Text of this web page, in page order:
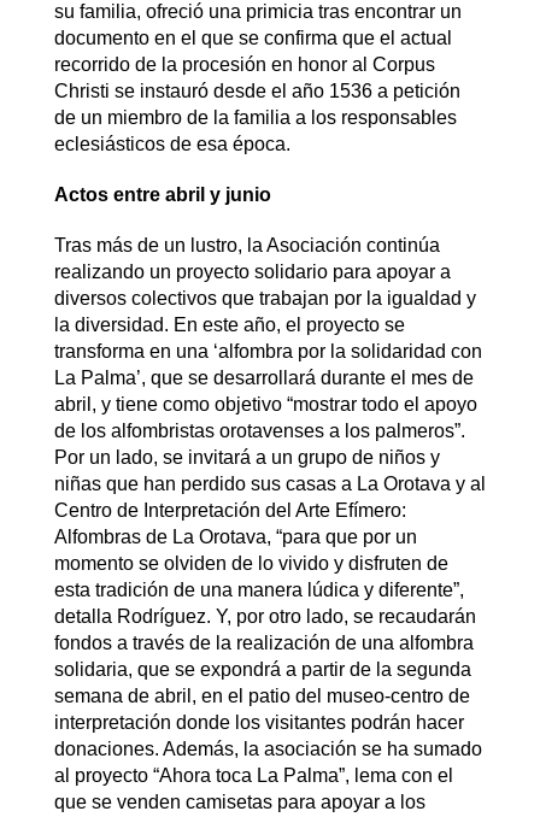
su familia, ofreció una primicia tras encontrar un
documento en el que se confirma que el actual
recorrido de la procesión en honor al Corpus
Christi se instauró desde el año 1536 a petición
de un miembro de la familia a los responsables
eclesiásticos de esa época.
Actos entre abril y junio
Tras más de un lustro, la Asociación continúa
realizando un proyecto solidario para apoyar a
diversos colectivos que trabajan por la igualdad y
la diversidad. En este año, el proyecto se
transforma en una ‘alfombra por la solidaridad con
La Palma’, que se desarrollará durante el mes de
abril, y tiene como objetivo “mostrar todo el apoyo
de los alfombristas orotavenses a los palmeros”.
Por un lado, se invitará a un grupo de niños y
niñas que han perdido sus casas a La Orotava y al
Centro de Interpretación del Arte Efímero:
Alfombras de La Orotava, “para que por un
momento se olviden de lo vivido y disfruten de
esta tradición de una manera lúdica y diferente”,
detalla Rodríguez. Y, por otro lado, se recaudarán
fondos a través de la realización de una alfombra
solidaria, que se expondrá a partir de la segunda
semana de abril, en el patio del museo-centro de
interpretación donde los visitantes podrán hacer
donaciones. Además, la asociación se ha sumado
al proyecto “Ahora toca La Palma”, lema con el
que se venden camisetas para apoyar a los